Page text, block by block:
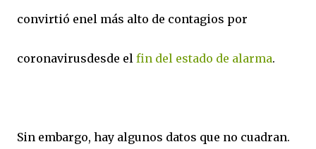
convirtió enel más alto de contagios por
coronavirusdesde el fin del estado de alarma.
Sin embargo, hay algunos datos que no cuadran.